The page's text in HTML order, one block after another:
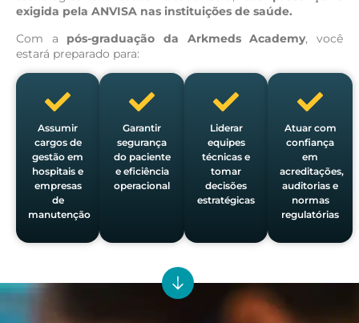
exigida pela ANVISA nas instituições de saúde.
Com a pós-graduação da Arkmeds Academy, você
estará preparado para:
Assumir
cargos de
gestão em
hospitais e
empresas
de
manutenção
Garantir
segurança
do paciente
e eficiência
operacional
Liderar
equipes
técnicas e
tomar
decisões
estratégicas
Atuar com
confiança
em
acreditações,
auditorias e
normas
regulatórias